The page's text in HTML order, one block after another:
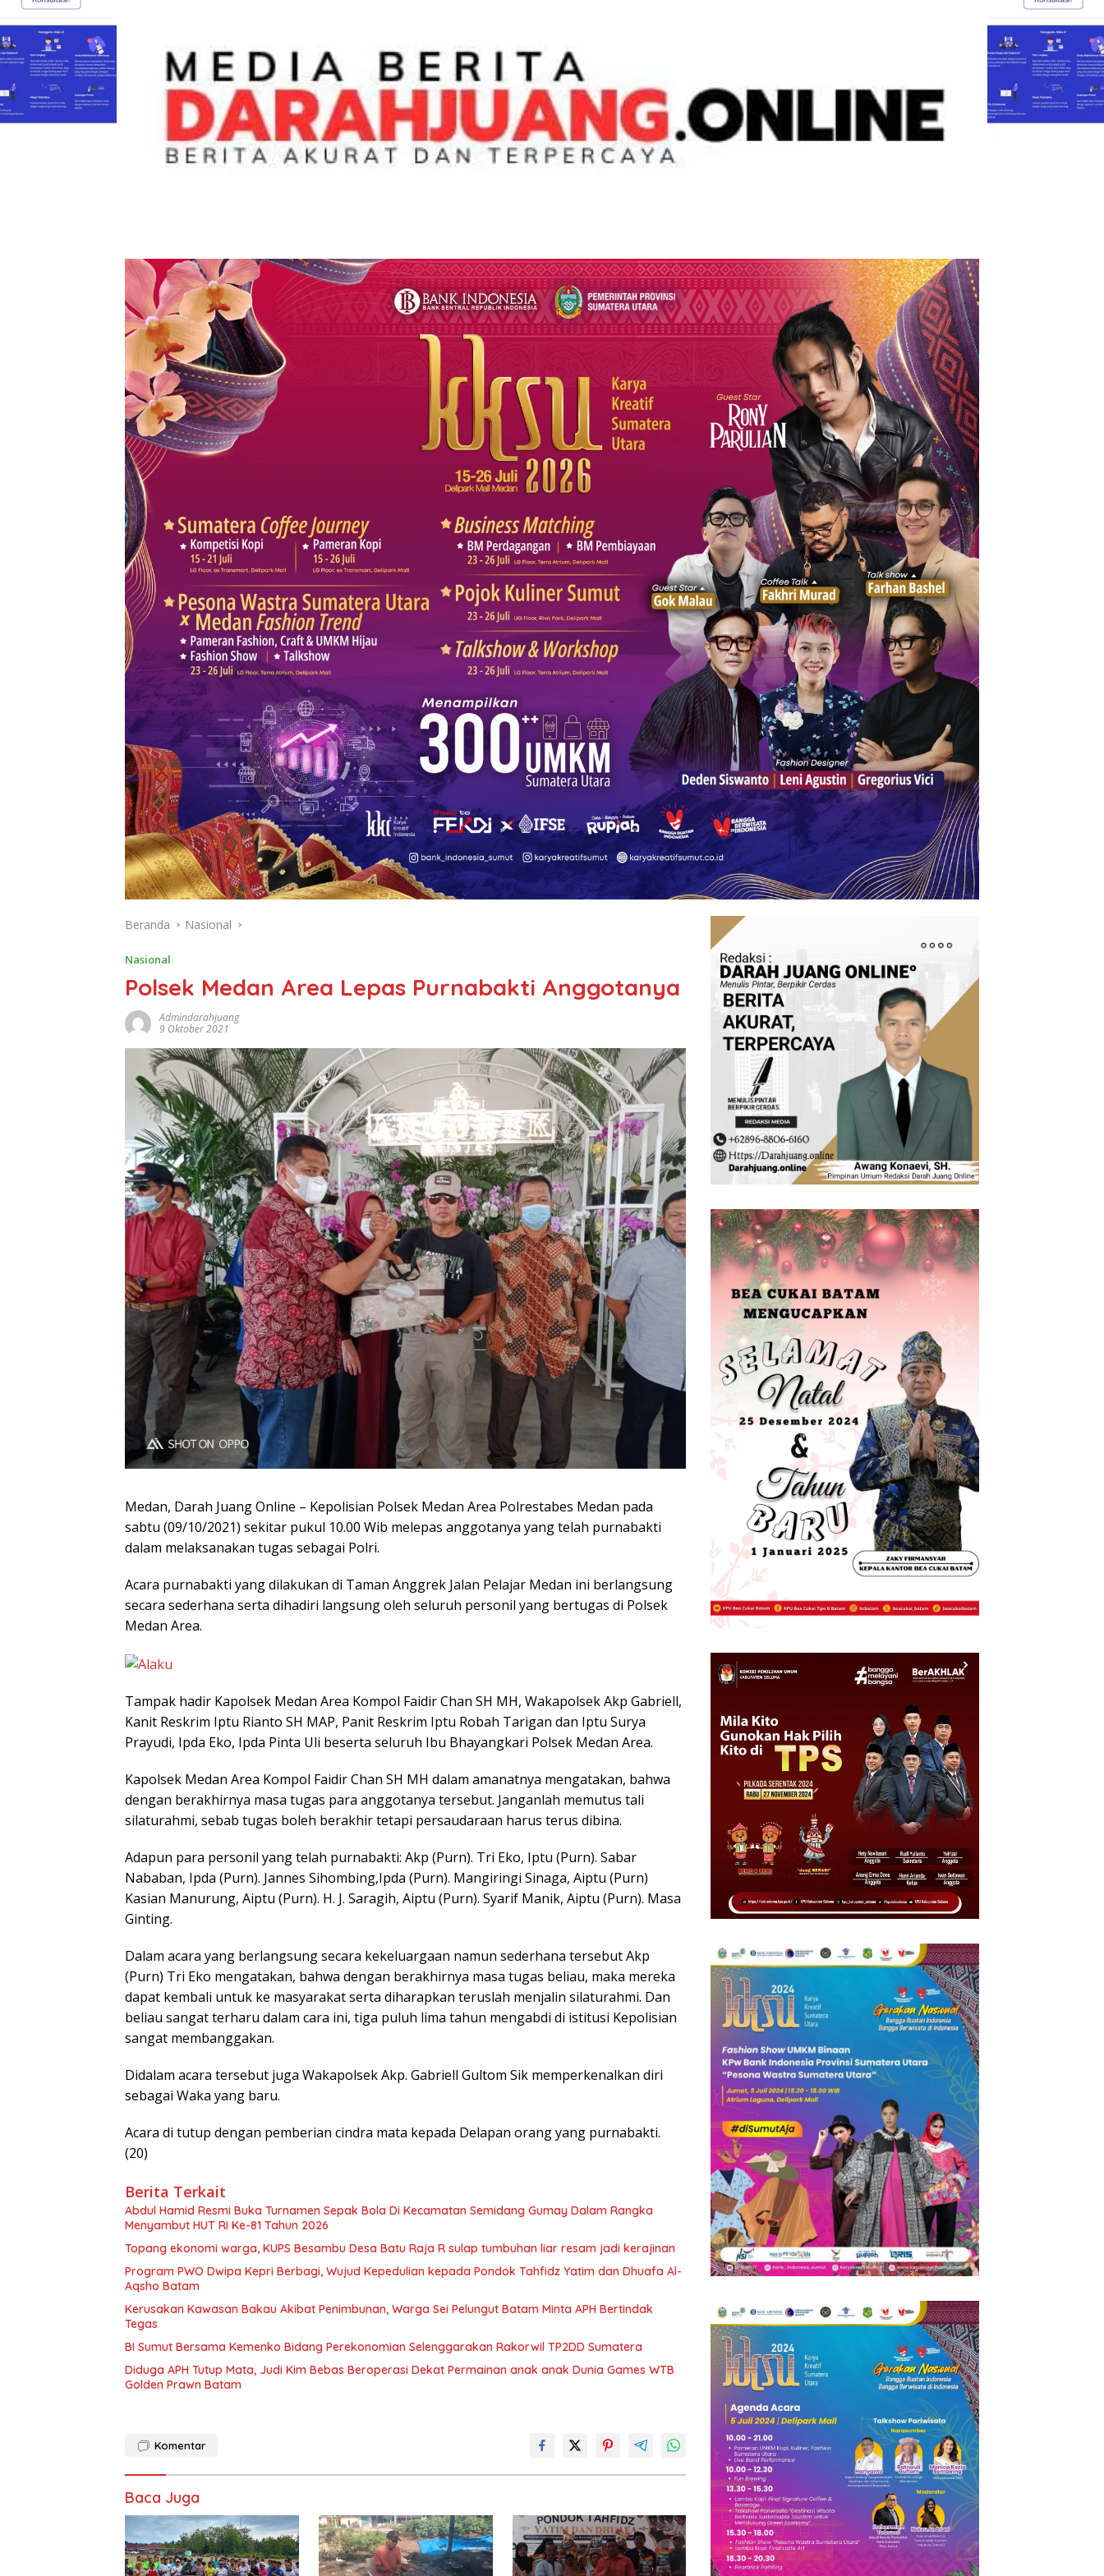
Beranda Nasional
Nasional
Polsek Medan Area Lepas Purnabakti Anggotanya
Admindarahjuang
9 Oktober 2021
Medan, Darah Juang Online – Kepolisian Polsek Medan Area Polrestabes Medan pada
sabtu (09/10/2021) sekitar pukul 10.00 Wib melepas anggotanya yang telah purnabakti
dalam melaksanakan tugas sebagai Polri.
Acara purnabakti yang dilakukan di Taman Anggrek Jalan Pelajar Medan ini berlangsung
secara sederhana serta dihadiri langsung oleh seluruh personil yang bertugas di Polsek
Medan Area.
Tampak hadir Kapolsek Medan Area Kompol Faidir Chan SH MH, Wakapolsek Akp Gabriell,
Kanit Reskrim Iptu Rianto SH MAP, Panit Reskrim Iptu Robah Tarigan dan Iptu Surya
Prayudi, Ipda Eko, Ipda Pinta Uli beserta seluruh Ibu Bhayangkari Polsek Medan Area.
Kapolsek Medan Area Kompol Faidir Chan SH MH dalam amanatnya mengatakan, bahwa
dengan berakhirnya masa tugas para anggotanya tersebut. Janganlah memutus tali
silaturahmi, sebab tugas boleh berakhir tetapi persaudaraan harus terus dibina.
Adapun para personil yang telah purnabakti: Akp (Purn). Tri Eko, Iptu (Purn). Sabar
Nababan, Ipda (Purn). Jannes Sihombing,Ipda (Purn). Mangiringi Sinaga, Aiptu (Purn)
Kasian Manurung, Aiptu (Purn). H. J. Saragih, Aiptu (Purn). Syarif Manik, Aiptu (Purn). Masa
Ginting.
Dalam acara yang berlangsung secara kekeluargaan namun sederhana tersebut Akp
(Purn) Tri Eko mengatakan, bahwa dengan berakhirnya masa tugas beliau, maka mereka
dapat kembali untuk ke masyarakat serta diharapkan teruslah menjalin silaturahmi. Dan
beliau sangat terharu dalam cara ini, tiga puluh lima tahun mengabdi di istitusi Kepolisian
sangat membanggakan.
Didalam acara tersebut juga Wakapolsek Akp. Gabriell Gultom Sik memperkenalkan diri
sebagai Waka yang baru.
Acara di tutup dengan pemberian cindra mata kepada Delapan orang yang purnabakti.
(20)
Berita Terkait
Abdul Hamid Resmi Buka Turnamen Sepak Bola Di Kecamatan Semidang Gumay Dalam Rangka
Menyambut HUT RI Ke-81 Tahun 2026
Topang ekonomi warga, KUPS Besambu Desa Batu Raja R sulap tumbuhan liar resam jadi kerajinan
Program PWO Dwipa Kepri Berbagi, Wujud Kepedulian kepada Pondok Tahfidz Yatim dan Dhuafa Al-
Aqsho Batam
Kerusakan Kawasan Bakau Akibat Penimbunan, Warga Sei Pelungut Batam Minta APH Bertindak
Tegas
BI Sumut Bersama Kemenko Bidang Perekonomian Selenggarakan Rakorwil TP2DD Sumatera
Diduga APH Tutup Mata, Judi Kim Bebas Beroperasi Dekat Permainan anak anak Dunia Games WTB
Golden Prawn Batam
Komentar
Baca Juga